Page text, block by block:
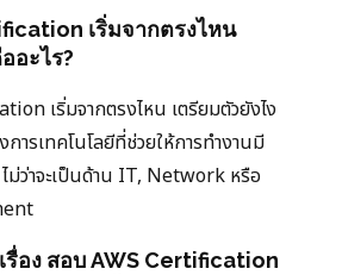
เริ่มจากตรงไหน
อะไร?
เริ่มจากตรงไหน เตรียมตัวยังไง
ารเทคโนโลยีที่ช่วยให้การทำงานมี
ม่ว่าจะเป็นด้าน IT, Network หรือ
รื่อง สอบ AWS Certification